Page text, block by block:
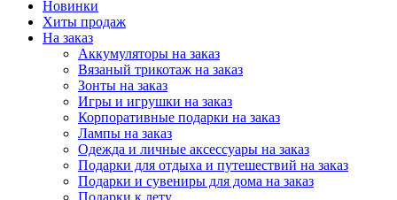
Новинки
Хиты продаж
На заказ
Аккумуляторы на заказ
Вязаный трикотаж на заказ
Зонты на заказ
Игры и игрушки на заказ
Корпоративные подарки на заказ
Лампы на заказ
Одежда и личные аксессуары на заказ
Подарки для отдыха и путешествий на заказ
Подарки и сувениры для дома на заказ
Подарки к лету